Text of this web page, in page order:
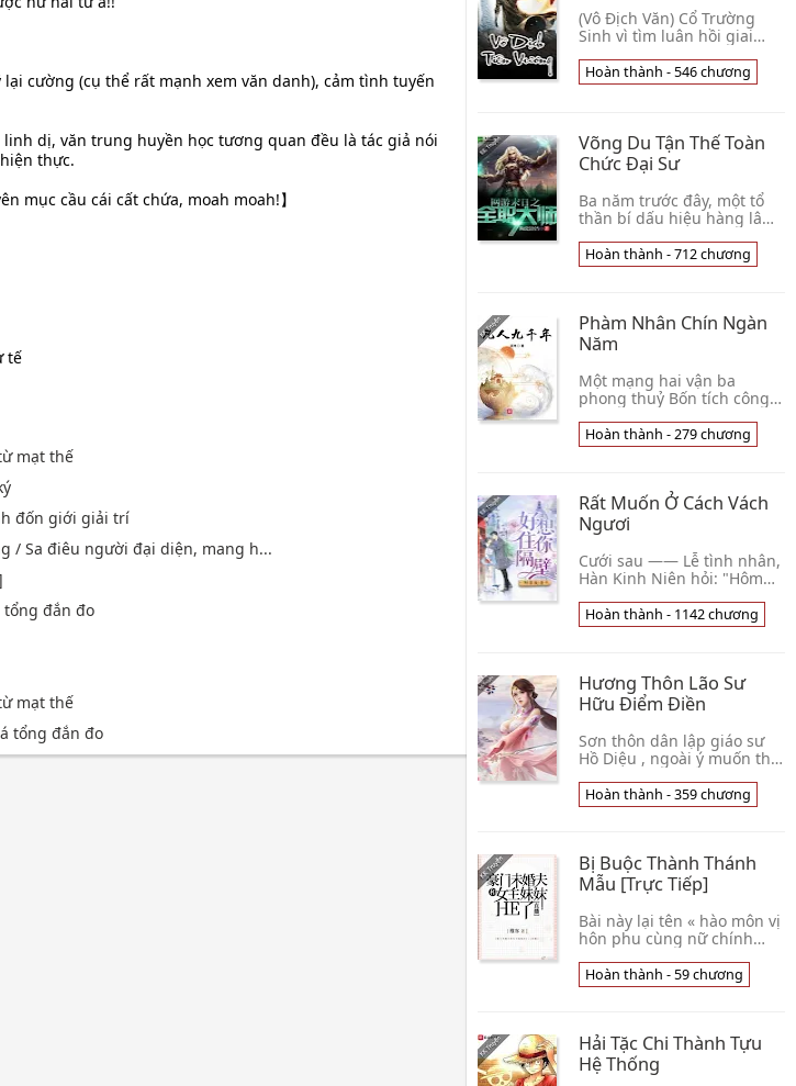
cường (cụ thể rất mạnh xem văn danh), cảm tình tuyến
dị, văn trung huyền học tương quan đều là tác giả nói
thực.
mục cầu cái cất chứa, moah moah!】
tế
mạt thế
đốn giới giải trí
/ Sa điêu người đại diện, mang h...
tổng đắn đo
mạt thế
tổng đắn đo
(Vô Địch Văn) Cổ Trường
Sinh vì tìm luân hồi giai
tiếc nuối, từ hàng tỉ năm
ánh sáng ra phía xa trong
Hoàn thành - 546 chương
Võng Du Tận Thế Toàn
Chức Đại Sư
Ba năm trước đây, một tổ
thần bí dấu hiệu hàng lâm
thần bí biến mất, còn lại thì
bị cuốn vào một cái tên là
Hoàn thành - 712 chương
Phàm Nhân Chín Ngàn
Năm
Một mạng hai vận ba
phong thuỷ Bốn tích công
đạo mịt mờ, tiên đạo mênh
mông, lấy có hạn chi sinh
Hoàn thành - 279 chương
Rất Muốn Ở Cách Vách
Ngươi
Cưới sau —— Lễ tình nhân,
Hàn Kinh Niên hỏi: "Hôm
An ôm chăn mền, buồn ngủ
đáp: "Đi ngủ." Lễ Giáng
Hoàn thành - 1142 chương
Hương Thôn Lão Sư
Hữu Điểm Điền
Sơn thôn dân lập giáo sư
Hồ Diệu , ngoài ý muốn thu
nhân sinh. . . . . Dạy một
chút học sinh , linh lợi chó ,
Hoàn thành - 359 chương
Bị Buộc Thành Thánh
Mẫu [Trực Tiếp]
Bài này lại tên « hào môn vị
hôn phu cùng nữ chính
】 », toàn thế giới đều cho
là ta không phải người tốt
Hoàn thành - 59 chương
Hải Tặc Chi Thành Tựu
Hệ Thống